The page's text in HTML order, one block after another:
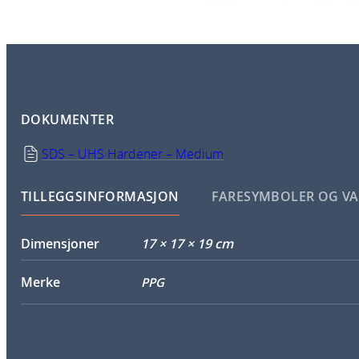
DOKUMENTER
SDS – UHS Hardener – Medium
TILLEGGSINFORMASJON FARESYMBOLER OG
Dimensjoner 17 × 17 × 19 cm
Merke PPG